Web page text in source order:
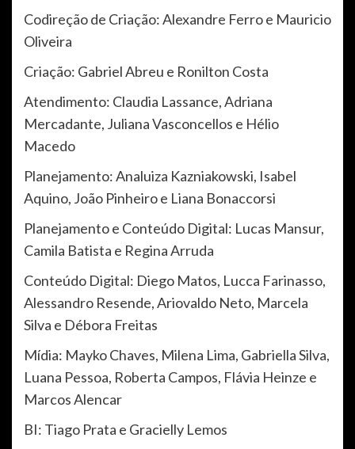
Codireção de Criação: Alexandre Ferro e Mauricio
Oliveira
Criação: Gabriel Abreu e Ronilton Costa
Atendimento: Claudia Lassance, Adriana
Mercadante, Juliana Vasconcellos e Hélio
Macedo
Planejamento: Analuiza Kazniakowski, Isabel
Aquino, João Pinheiro e Liana Bonaccorsi
Planejamento e Conteúdo Digital: Lucas Mansur,
Camila Batista e Regina Arruda
Conteúdo Digital: Diego Matos, Lucca Farinasso,
Alessandro Resende, Ariovaldo Neto, Marcela
Silva e Débora Freitas
Mídia: Mayko Chaves, Milena Lima, Gabriella Silva,
Luana Pessoa, Roberta Campos, Flávia Heinze e
Marcos Alencar
BI: Tiago Prata e Gracielly Lemos